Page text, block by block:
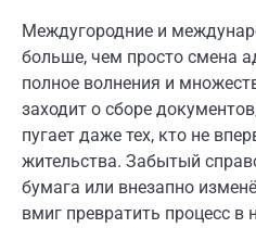
Междугородние и
больше, чем просто смена
полное волнения и
заходит о сборе
пугает даже тех, кто не
жительства. Забытый
бумага или внезапно
вмиг превратить процесс в